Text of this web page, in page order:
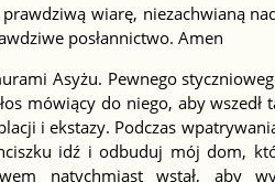
wiarę, niezachwianą
posłannictwo. Amen
Asyżu. Pewnego
mówiący do niego, aby wszedł
i ekstazy. Podczas
idź i odbuduj mój dom,
natychmiast wstał, aby